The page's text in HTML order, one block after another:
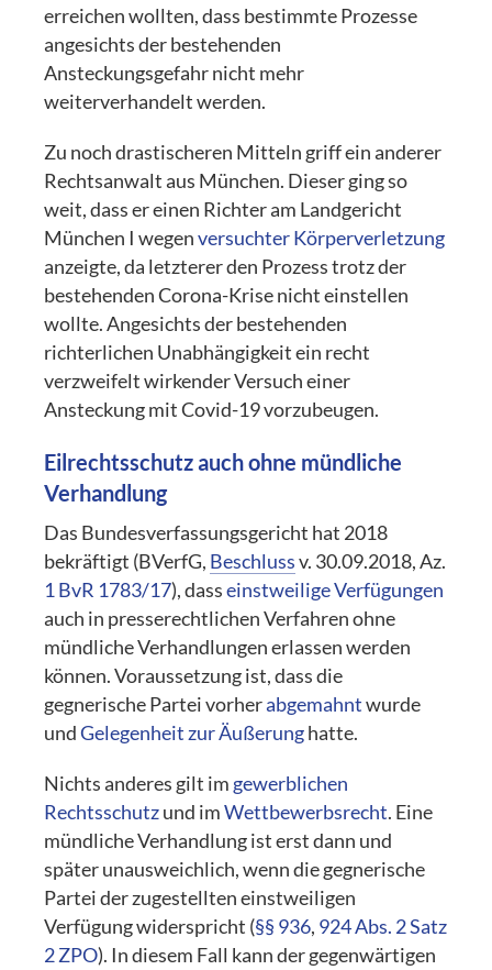
erreichen wollten, dass bestimmte Prozesse
angesichts der bestehenden
Ansteckungsgefahr nicht mehr
weiterverhandelt werden.
Zu noch drastischeren Mitteln griff ein anderer
Rechtsanwalt aus München. Dieser ging so
weit, dass er einen Richter am Landgericht
München I wegenversuchter Körperverletzung
anzeigte, da letzterer den Prozess trotz der
bestehenden Corona-Krise nicht einstellen
wollte. Angesichts der bestehenden
richterlichen Unabhängigkeit ein recht
verzweifelt wirkender Versuch einer
Ansteckung mit Covid-19 vorzubeugen.
Eilrechtsschutz auch ohne mündliche
Verhandlung
Das Bundesverfassungsgericht hat 2018
bekräftigt (BVerfG, Beschlussv. 30.09.2018, Az.
1 BvR 1783/17), dasseinstweilige Verfügungen
auch in presserechtlichen Verfahren ohne
mündliche Verhandlungen erlassen werden
können. Voraussetzung ist, dass die
gegnerische Partei vorherabgemahntwurde
undGelegenheit zur Äußerunghatte.
Nichts anderes gilt im gewerblichen
Rechtsschutzund imWettbewerbsrecht. Eine
mündliche Verhandlung ist erst dann und
später unausweichlich, wenn die gegnerische
Partei der zugestellten einstweiligen
Verfügung widerspricht (§§ 936, 924 Abs. 2 Satz
2 ZPO). In diesem Fall kann der gegenwärtigen